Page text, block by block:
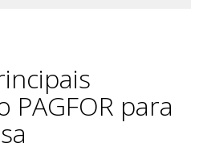
PAGFOR para